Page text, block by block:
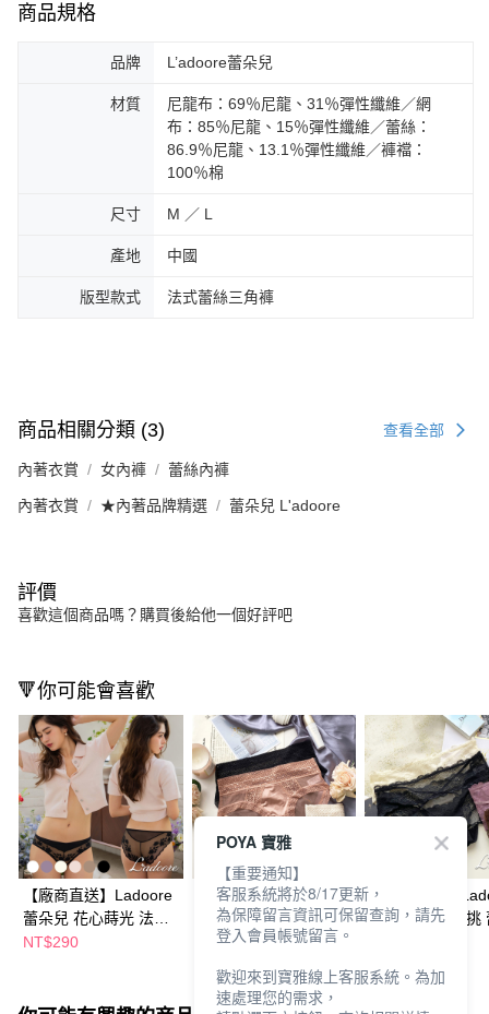
商品規格
品牌 L’adoore蕾朵兒
材質
尼龍布：69％尼龍、31％彈性纖維／網
布：85％尼龍、15％彈性纖維／蕾絲：
86.9％尼龍、13.1％彈性纖維／褲襠：
100％棉
尺寸 M ／ L
產地 中國
版型款式 法式蕾絲三角褲
商品相關分類 (3) 查看全部
內著衣賞 女內褲 蕾絲內褲
內著衣賞 ★內著品牌精選 蕾朵兒 L'adoore
評價
喜歡這個商品嗎？購買後給他一個好評吧
🔻你可能會喜歡
【廠商直送】Ladoore
蕾朵兒 花心蒔光 法式
蕾絲內褲-多款任選
NT$290
【廠商直送】Ladoore
蕾朵兒-尼羅河之戀 法
式蕾絲內褲-多款任選
NT$290
【廠商直送】
蕾朵兒-午夜情挑
POYA 寶雅
【重要通知】
客服系統將於8/17更新，
為保障留言資訊可保留查詢，請先
登入會員帳號留言。
歡迎來到寶雅線上客服系統。為加
速處理您的需求，